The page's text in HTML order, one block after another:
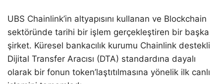
UBS Chainlink’in altyapısını kullanan ve Blockchain
sektöründe tarihi bir işlem gerçekleştiren bir başka
şirket. Küresel bankacılık kurumu Chainlink destekli
Dijital Transfer Aracısı (DTA) standardına dayalı
olarak bir fonun token’laştıtılmasına yönelik ilk canlı